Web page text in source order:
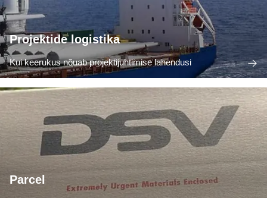
Projektide logistika
Kui keerukus nõuab projektijuhtimise lahendusi
Parcel